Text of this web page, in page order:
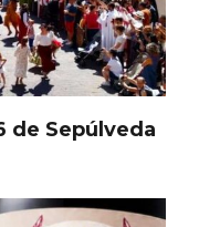
de Sepúlveda